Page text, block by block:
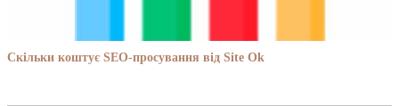
Скільки коштує SEO-просування від Site Ok